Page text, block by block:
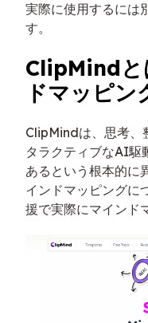
実際に使用するには
す。
ClipMindと
ドマッピン
ClipMindは、思考、
タラクティブなAI駆
あるという根本的に
インドマッピングに
援で実際にマインド